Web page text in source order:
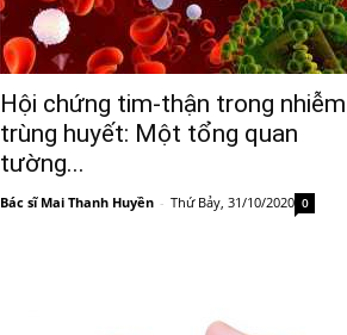
Hội chứng tim-thận trong nhiễm
trùng huyết: Một tổng quan
tường...
Bác sĩ Mai Thanh Huyền - Thứ Bảy, 31/10/2020 0